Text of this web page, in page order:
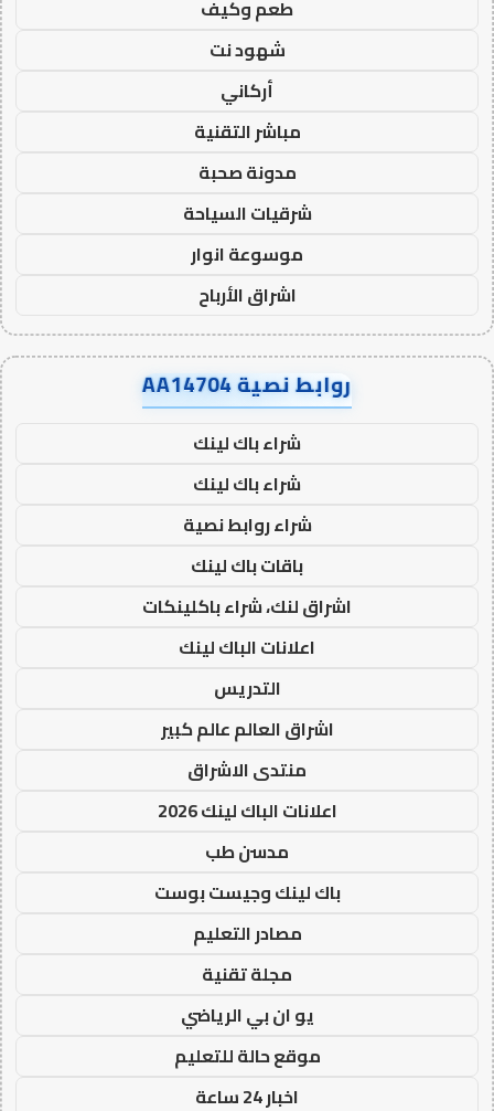
طعم وكيف
شهود نت
أركاني
مباشر التقنية
مدونة صحبة
شرقيات السياحة
موسوعة انوار
اشراق الأرباح
روابط نصية AA14704
شراء باك لينك
شراء باك لينك
شراء روابط نصية
باقات باك لينك
اشراق لنك، شراء باكلينكات
اعلانات الباك لينك
التدريس
اشراق العالم عالم كبير
منتدى الاشراق
اعلانات الباك لينك 2026
مدسن طب
باك لينك وجيست بوست
مصادر التعليم
مجلة تقنية
يو ان بي الرياضي
موقع حالة للتعليم
اخبار 24 ساعة